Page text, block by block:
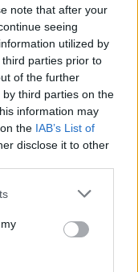
note that after your
seeing
utilized by
parties prior to
of the further
third parties on the
information may
the IAB’s List of
disclose it to other